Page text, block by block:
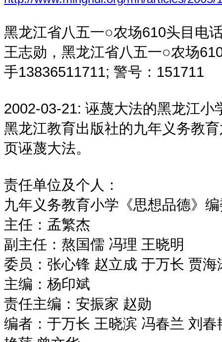
黑龙江省八五一○农场610头目电
王志勋，黑龙江省八五一○农场
手13836511711; 警号：151711
2002-03-21: 诬蔑大法的黑龙江小
黑龙江教育出版社的九年义务教
页诬蔑大法。
责任单位及个人：
九年义务教育小学《思想品德》
主任：孟繁杰
副主任：熬国儒 冯理 王晓明
委员：张心锋 赵立成 于万长 贾海
主编：杨印斌
责任主编：安振家 赵勋
编者：于万长 王晓滨 冯春兰 刘